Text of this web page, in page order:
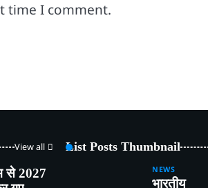
time I comment.
View all
से 2027
List Posts Thumbnail
NEWS
भारतीय